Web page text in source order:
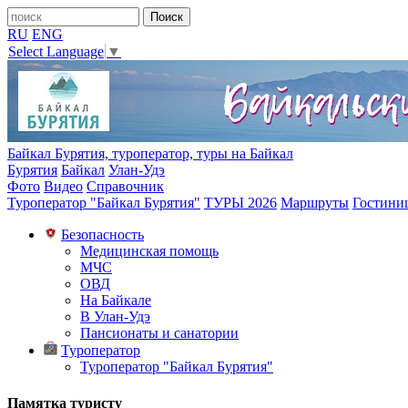
RU ENG
Select Language ▼
Байкал Бурятия, туроператор, туры на Байкал
Бурятия Байкал Улан-Удэ
Фото Видео Справочник
Туроператор "Байкал Бурятия" ТУРЫ 2026 Маршруты
Безопасность
Медицинская помощь
МЧС
ОВД
На Байкале
В Улан-Удэ
Пансионаты и санатории
Туроператор
Туроператор "Байкал Бурятия"
Памятка туристу